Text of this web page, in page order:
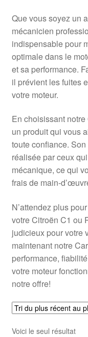
Plainte
Politique de
Procédure de
Termes et conditions
Que vous soyez un
mécanicien
indispensable pour
optimale dans le
et sa performance.
il prévient les fuites
votre moteur.
En choisissant
un produit qui vous
toute confiance.
réalisée par ceux
mécanique, ce qui
frais de main-
N’attendez plus
votre Citroën C1 ou
judicieux pour votre
maintenant notre
performance,
votre moteur
notre offre!
Voici le seul résultat